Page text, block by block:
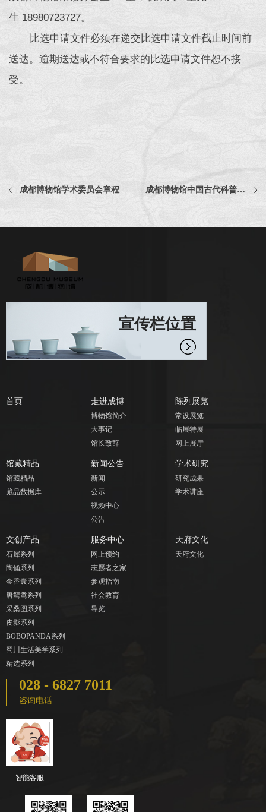
生 18980723727。
比选申请文件必须在递交比选申请文件截止时间前
送达。逾期送达或不符合要求的比选申请文件恕不接
受。
成都博物馆学术委员会章程 成都博物馆中国古代科普项目活动及开发——蜀锦织造教案编写与制作比选公告
宣传栏位置
首页 走进成博
博物馆简介
大事记
馆长致辞
陈列展览
常设展览
临展特展
网上展厅
馆藏精品
馆藏精品
藏品数据库
新闻公告
新闻
公示
视频中心
公告
学术研究
研究成果
学术讲座
文创产品
石犀系列
陶俑系列
金香囊系列
唐鸳鸯系列
采桑图系列
皮影系列
BOBOPANDA系列
蜀川生活美学系列
精选系列
服务中心
网上预约
志愿者之家
参观指南
社会教育
导览
天府文化
天府文化
028 - 6827 7011
咨询电话
智能客服